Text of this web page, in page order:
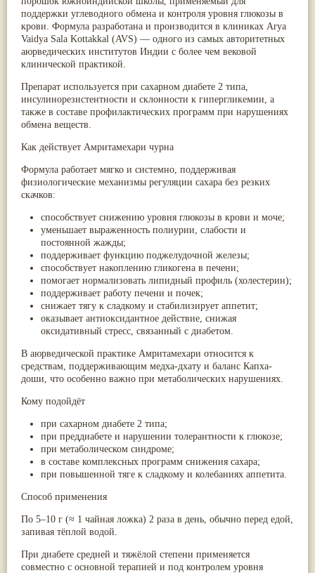
поддержки углеводного обмена и контроля уровня глюкозы в
крови. Формула разработана и производится в клиниках Arya
Vaidya Sala Kottakkal (AVS) — одного из самых авторитетных
аюрведических институтов Индии с более чем вековой
клинической практикой.
Препарат используется при сахарном диабете 2 типа,
инсулинорезистентности и склонности к гипергликемии, а
также в составе профилактических программ при нарушениях
обмена веществ.
Как действует Амритамехари чурна
Формула работает мягко и системно, поддерживая
физиологические механизмы регуляции сахара без резких
скачков:
способствует снижению уровня глюкозы в крови и моче;
уменьшает выраженность полиурии, слабости и
постоянной жажды;
поддерживает функцию поджелудочной железы;
способствует накоплению гликогена в печени;
помогает нормализовать липидный профиль (холестерин);
поддерживает работу печени и почек;
снижает тягу к сладкому и стабилизирует аппетит;
оказывает антиоксидантное действие, снижая
оксидативный стресс, связанный с диабетом.
В аюрведической практике Амритамехари относится к
средствам, поддерживающим медха-дхату и баланс Капха-
доши, что особенно важно при метаболических нарушениях.
Кому подойдёт
при сахарном диабете 2 типа;
при преддиабете и нарушении толерантности к глюкозе;
при метаболическом синдроме;
в составе комплексных программ снижения сахара;
при повышенной тяге к сладкому и колебаниях аппетита.
Способ применения
По 5–10 г (≈ 1 чайная ложка) 2 раза в день, обычно перед едой,
запивая тёплой водой.
При диабете средней и тяжёлой степени применяется
совместно с основной терапией и под контролем уровня
Паслён черный
(13)
Ипомея
(12)
Коричник цейлонский(12)
Мирра
Розовая соль
Виноград(11)
Каменная соль(11)
Коровье молоко(11)
Мукуна жгучая(11)
Патала(11)
Соссюрея/кушта(11)
Турпет(11)
Алойное дерево
Тмин обыкновенный
Вишня гималайская
(9)
Птерокарпус мешковидный (9)
Юстиция сосудистая/Васака
Каранджа
Касторовое масло (8)
Кутаки(8)
Мята(8)
more...